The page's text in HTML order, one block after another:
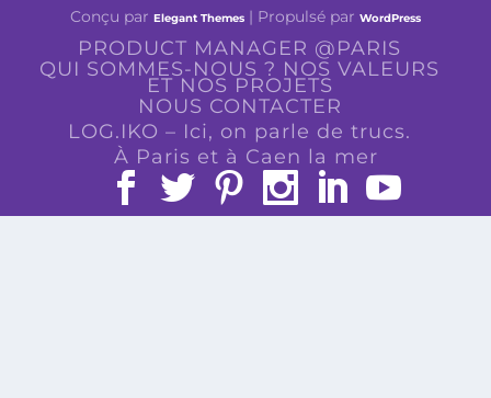
Conçu par Elegant Themes | Propulsé par WordPress
PRODUCT MANAGER @PARIS
QUI SOMMES-NOUS ? NOS VALEURS
ET NOS PROJETS
NOUS CONTACTER
LOG.IKO – Ici, on parle de trucs.
À Paris et à Caen la mer